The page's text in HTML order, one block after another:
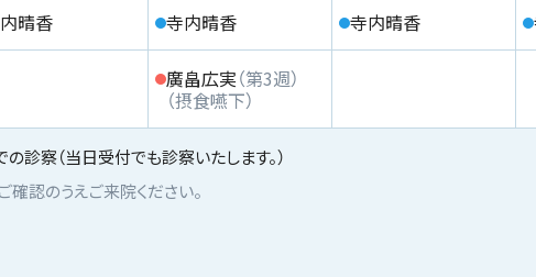
晴香 寺内晴香 寺内晴香
廣畠広実（第3週）
（摂食嚥下）
診察（当日受付でも診察いたします。）
認のうえご来院ください。